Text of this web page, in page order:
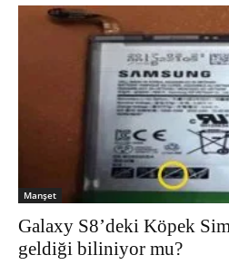
Manşet
Galaxy S8’deki Köpek
geldiği biliniyor mu?